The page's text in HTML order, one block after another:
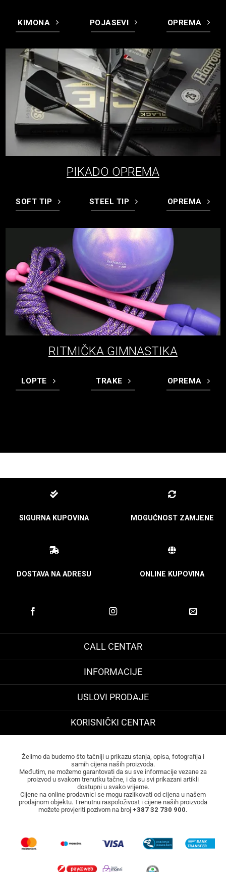
KIMONA POJASEVI OPREMA
PIKADO OPREMA
SOFT TIP STEEL TIP OPREMA
RITMIČKA GIMNASTIKA
LOPTE TRAKE OPREMA
SIGURNA KUPOVINA MOGUĆNOST ZAMJENE
DOSTAVA NA ADRESU ONLINE KUPOVINA
CALL CENTAR
INFORMACIJE
USLOVI PRODAJE
KORISNIČKI CENTAR
Želimo da budemo što tačniji u prikazu stanja, opisa, fotografija i
samih cijena naših proizvoda.
Međutim, ne možemo garantovati da su sve informacije vezane za
proizvod u svakom trenutku tačne, i da su svi prikazani artikli
dostupni u svako vrijeme.
Cijene na online prodavnici se mogu razlikovati od cijena u našem
prodajnom objektu. Trenutnu raspoloživost i cijene naših proizvoda
možete provjeriti pozivom na broj +387 32 730 900.